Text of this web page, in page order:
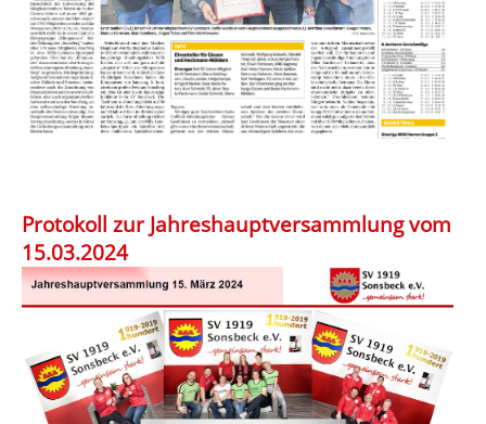
Protokoll zur Jahreshauptversammlung vom
15.03.2024